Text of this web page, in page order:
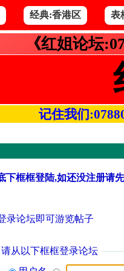
经典:香港区 表
《红姐论坛
记住我们
下框框登陆,如还没注册请
录论坛即可游览帖子
请从以下框框登录论坛